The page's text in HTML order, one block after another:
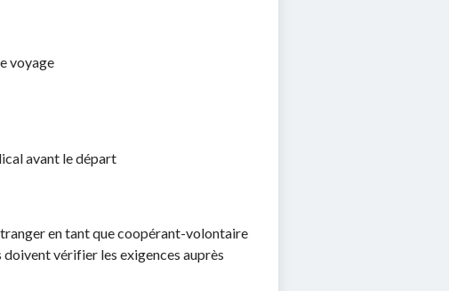
voyage
avant le départ
en tant que coopérant-volontaire
vérifier les exigences auprès